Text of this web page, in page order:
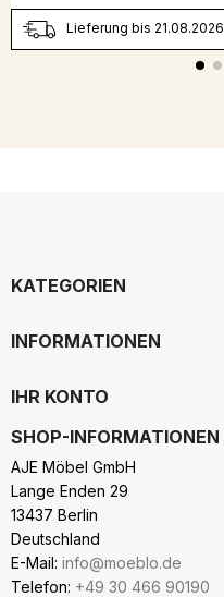
Lieferung bis 21.08.2026
KATEGORIEN
INFORMATIONEN
IHR KONTO
SHOP-INFORMATIONEN
AJE Möbel GmbH
Lange Enden 29
13437 Berlin
Deutschland
E-Mail: info@moeblo.de
Telefon: +49 30 466 90190